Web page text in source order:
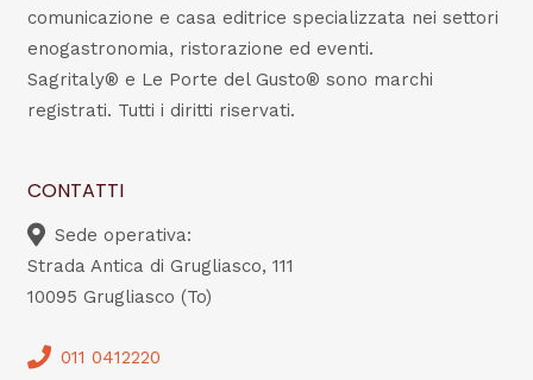
comunicazione e casa editrice specializzata nei settori
enogastronomia, ristorazione ed eventi.
Sagritaly® e Le Porte del Gusto® sono marchi
registrati. Tutti i diritti riservati.
CONTATTI
Sede operativa:
Strada Antica di Grugliasco, 111
10095 Grugliasco (To)
011 0412220